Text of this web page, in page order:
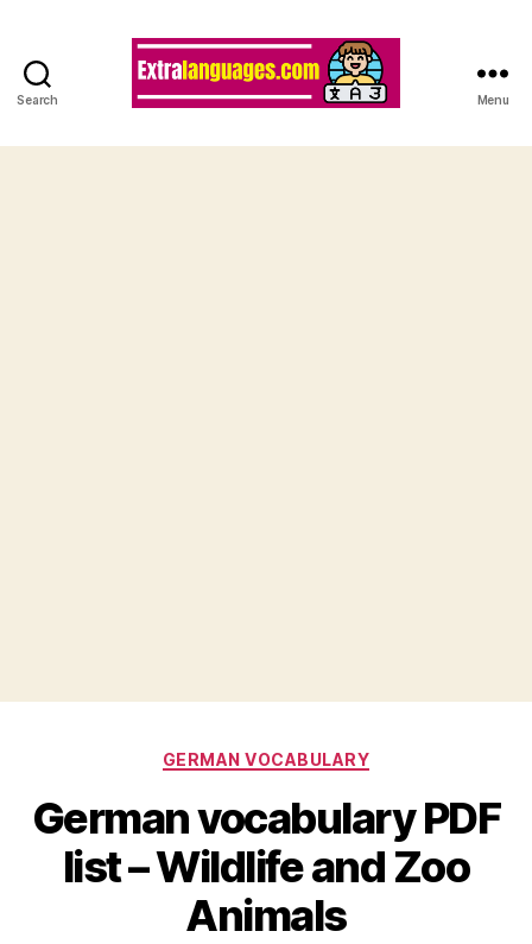
Search Menu
Categories
GERMAN VOCABULARY
German vocabulary PDF
list – Wildlife and Zoo
Animals